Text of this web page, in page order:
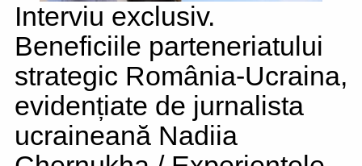
Interviu exclusiv.
Beneficiile parteneriatului
strategic România-Ucraina,
evidențiate de jurnalista
ucraineană Nadiia